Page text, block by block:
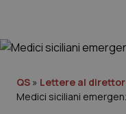
Cronache
QS » Lettere al
Medici siciliani